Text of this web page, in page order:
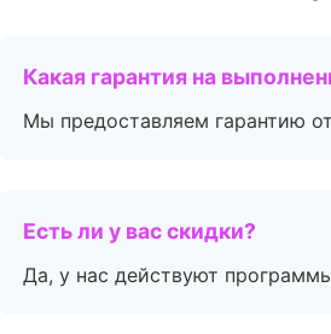
Какая гарантия на
Мы предоставляем гарантию
Есть ли у вас скидки?
Да, у нас действуют